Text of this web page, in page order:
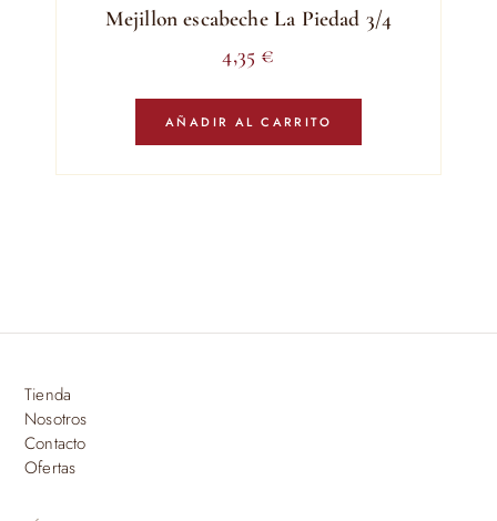
Mejillon escabeche La Piedad 3/4
4,35 €
AÑADIR AL CARRITO
Tienda
Nosotros
Contacto
Ofertas